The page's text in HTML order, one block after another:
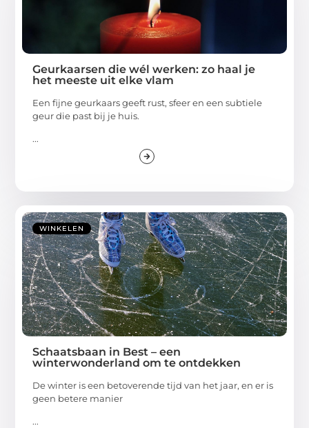
Geurkaarsen die wél werken: zo haal je
het meeste uit elke vlam
Een fijne geurkaars geeft rust, sfeer en een subtiele
geur die past bij je huis.
...
WINKELEN
Schaatsbaan in Best – een
winterwonderland om te ontdekken
De winter is een betoverende tijd van het jaar, en er is
geen betere manier
...